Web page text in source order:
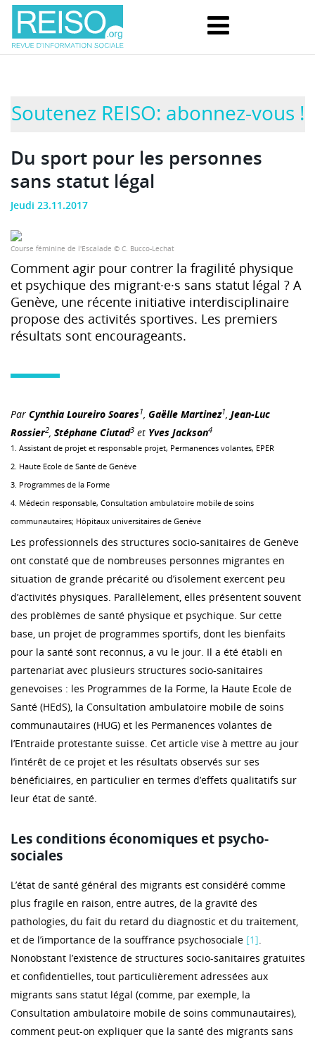
Soutenez REISO: abonnez-vous !
Du sport pour les personnes
sans statut légal
Jeudi 23.11.2017
Course féminine de l'Escalade © C. Bucco-Lechat
Comment agir pour contrer la fragilité physique
et psychique des migrant·e·s sans statut légal ? A
Genève, une récente initiative interdisciplinaire
propose des activités sportives. Les premiers
résultats sont encourageants.
Par Cynthia Loureiro Soares1, Gaëlle Martinez1, Jean-Luc
Rossier2, Stéphane Ciutad3 et Yves Jackson4
1. Assistant de projet et responsable projet, Permanences volantes, EPER
2. Haute Ecole de Santé de Genève
3. Programmes de la Forme
4. Médecin responsable, Consultation ambulatoire mobile de soins
communautaires; Hôpitaux universitaires de Genève
Les professionnels des structures socio-sanitaires de Genève
ont constaté que de nombreuses personnes migrantes en
situation de grande précarité ou d’isolement exercent peu
d’activités physiques. Parallèlement, elles présentent souvent
des problèmes de santé physique et psychique. Sur cette
base, un projet de programmes sportifs, dont les bienfaits
pour la santé sont reconnus, a vu le jour. Il a été établi en
partenariat avec plusieurs structures socio-sanitaires
genevoises : les Programmes de la Forme, la Haute Ecole de
Santé (HEdS), la Consultation ambulatoire mobile de soins
communautaires (HUG) et les Permanences volantes de
l’Entraide protestante suisse. Cet article vise à mettre au jour
l’intérêt de ce projet et les résultats observés sur ses
bénéficiaires, en particulier en termes d’effets qualitatifs sur
leur état de santé.
Les conditions économiques et psycho-
sociales
L’état de santé général des migrants est considéré comme
plus fragile en raison, entre autres, de la gravité des
pathologies, du fait du retard du diagnostic et du traitement,
et de l’importance de la souffrance psychosociale [1].
Nonobstant l’existence de structures socio-sanitaires gratuites
et confidentielles, tout particulièrement adressées aux
migrants sans statut légal (comme, par exemple, la
Consultation ambulatoire mobile de soins communautaires),
comment peut-on expliquer que la santé des migrants sans